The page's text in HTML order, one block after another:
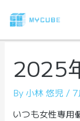
2025
By小林 悠児 /
いつも女性専用